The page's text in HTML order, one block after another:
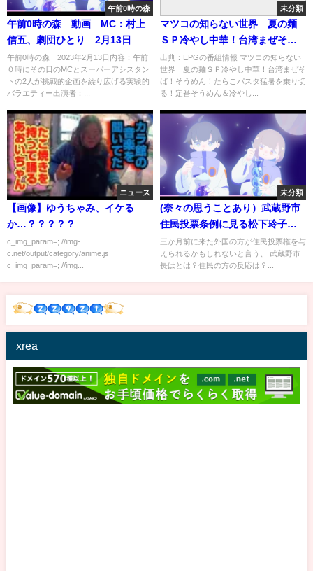
午前0時の森
午前0時の森 動画 MC：村上
信五、劇団ひとり 2月13日
午前0時の森 2023年2月13日内容：午前
０時にその日のMCとスーパーアシスタン
トの2人が挑戦的企画を繰り広げる実験的
バラエティー出演者：...
未分類
マツコの知らない世界 夏の麺
ＳＰ冷やし中華！台湾まぜそ
ば！そうめん！たらこパスタ…
の番組内容解析まとめ
出典：EPGの番組情報 マツコの知らない
世界 夏の麺ＳＰ冷やし中華！台湾まぜそ
ば！そうめん！たらこパスタ猛暑を乗り切
る！定番そうめん＆冷やし...
ニュース
【画像】ゆうちゃみ、イケる
か…？？？？？
c_img_param=; //img-
c.net/output/category/anime.js
c_img_param=; //img...
未分類
(奈々の思うことあり）武蔵野市
住民投票条例に見る松下玲子氏
の本質！！
三か月前に来た外国の方が住民投票権を与
えられるかもしれないと言う、 武蔵野市
長はとは？住民の方の反応は？...
xrea